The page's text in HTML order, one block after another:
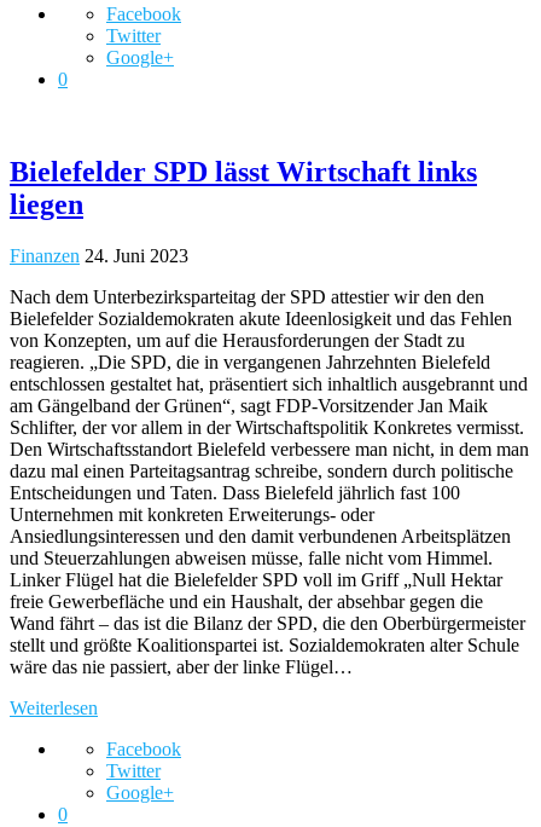
Facebook
Twitter
Google+
0
Bielefelder SPD lässt Wirtschaft links
liegen
Finanzen 24. Juni 2023
Nach dem Unterbezirksparteitag der SPD attestier wir den den
Bielefelder Sozialdemokraten akute Ideenlosigkeit und das Fehlen
von Konzepten, um auf die Herausforderungen der Stadt zu
reagieren. „Die SPD, die in vergangenen Jahrzehnten Bielefeld
entschlossen gestaltet hat, präsentiert sich inhaltlich ausgebrannt und
am Gängelband der Grünen“, sagt FDP-Vorsitzender Jan Maik
Schlifter, der vor allem in der Wirtschaftspolitik Konkretes vermisst.
Den Wirtschaftsstandort Bielefeld verbessere man nicht, in dem man
dazu mal einen Parteitagsantrag schreibe, sondern durch politische
Entscheidungen und Taten. Dass Bielefeld jährlich fast 100
Unternehmen mit konkreten Erweiterungs- oder
Ansiedlungsinteressen und den damit verbundenen Arbeitsplätzen
und Steuerzahlungen abweisen müsse, falle nicht vom Himmel.
Linker Flügel hat die Bielefelder SPD voll im Griff „Null Hektar
freie Gewerbefläche und ein Haushalt, der absehbar gegen die
Wand fährt – das ist die Bilanz der SPD, die den Oberbürgermeister
stellt und größte Koalitionspartei ist. Sozialdemokraten alter Schule
wäre das nie passiert, aber der linke Flügel…
Weiterlesen
Facebook
Twitter
Google+
0